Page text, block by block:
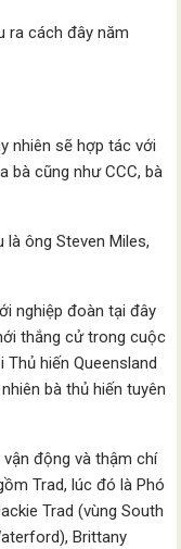
ra cách đây năm
nhiên sẽ hợp tác với
bà cũng như CCC, bà
ông Steven Miles,
nghiệp đoàn tại đây
thắng cử trong cuộc
hiến Queensland
bà thủ hiến tuyên
động và thậm chí
Trad, lúc đó là Phó
Trad (vùng South
Brittany